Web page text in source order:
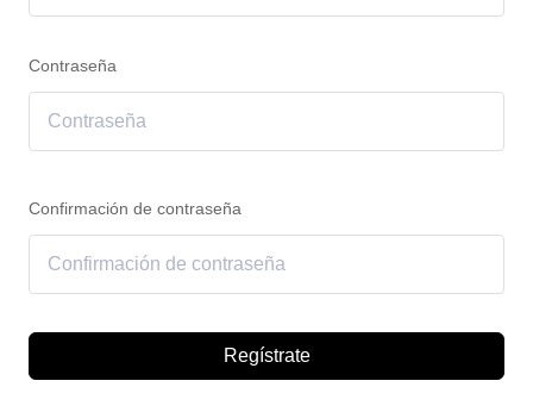
Contraseña
Confirmación de contraseña
Regístrate